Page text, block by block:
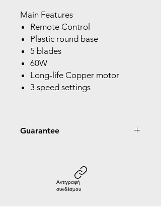
Main Features
Remote Control
Plastic round base
5 blades
60W
Long-life Copper motor
3 speed settings
Guarantee
Αντιγραφή
συνδέσμου